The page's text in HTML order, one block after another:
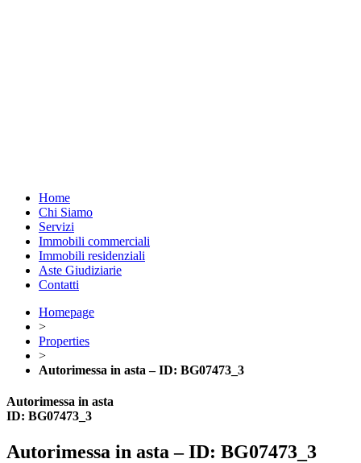
Home
Chi Siamo
Servizi
Immobili commerciali
Immobili residenziali
Aste Giudiziarie
Contatti
Homepage
>
Properties
>
Autorimessa in asta – ID: BG07473_3
Autorimessa in asta
ID: BG07473_3
Autorimessa in asta – ID: BG07473_3